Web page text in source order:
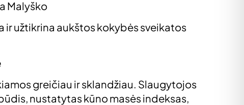
Malyško
užtikrina aukštos kokybės sveikatos
greičiau ir sklandžiau. Slaugytojos
nustatytas kūno masės indeksas,